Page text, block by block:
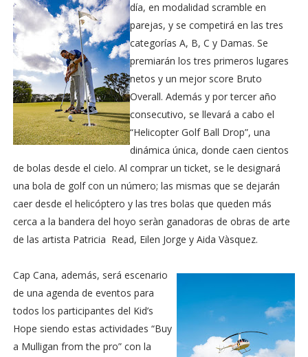
día, en modalidad scramble en
parejas, y se competirá en las tres
categorías A, B, C y Damas. Se
premiarán los tres primeros lugares
netos y un mejor score Bruto
Overall. Además y por tercer año
consecutivo, se llevará a cabo el
“Helicopter Golf Ball Drop”, una
dinámica única, donde caen cientos
de bolas desde el cielo. Al comprar un ticket, se le designará
una bola de golf con un número; las mismas que se dejarán
caer desde el helicóptero y las tres bolas que queden más
cerca a la bandera del hoyo seràn ganadoras de obras de arte
de las artista Patricia Read, Eilen Jorge y Aida Vàsquez.
Cap Cana, además, será escenario
de una agenda de eventos para
todos los participantes del Kid’s
Hope siendo estas actividades “Buy
a Mulligan from the pro” con la